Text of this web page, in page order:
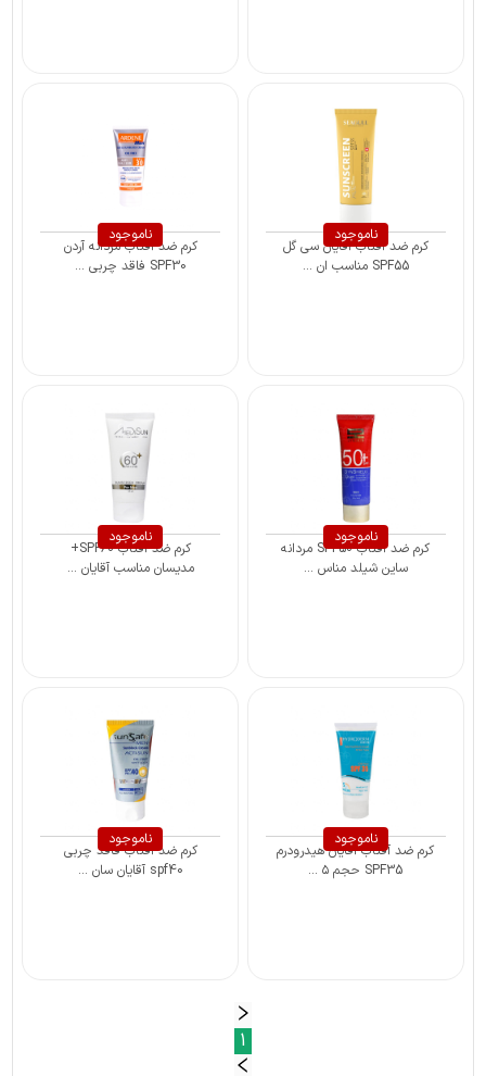
ناموجود
کرم ضد آفتاب آقایان سی گل
SPF55 مناسب ان ...
ناموجود
کرم ضد آفتاب مردانه آردن
SPF30 فاقد چربی ...
ناموجود
کرم ضد آفتاب SPF50 مردانه
ساین شیلد مناس ...
ناموجود
کرم ضد آفتاب SPF60+
مدیسان مناسب آقایان ...
ناموجود
کرم ضد آفتاب آقایان هیدرودرم
SPF35 حجم ۵ ...
ناموجود
کرم ضد آفتاب فاقد چربی
spf40 آقایان سان ...
1